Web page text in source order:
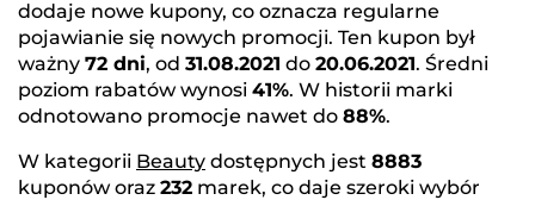
dodaje nowe kupony, co oznacza regularne
pojawianie się nowych promocji. Ten kupon był
ważny 72 dni, od 31.08.2021 do 20.06.2021. Średni
poziom rabatów wynosi 41%. W historii marki
odnotowano promocje nawet do 88%.
W kategorii Beauty dostępnych jest 8883
kuponów oraz 232 marek, co daje szeroki wybór